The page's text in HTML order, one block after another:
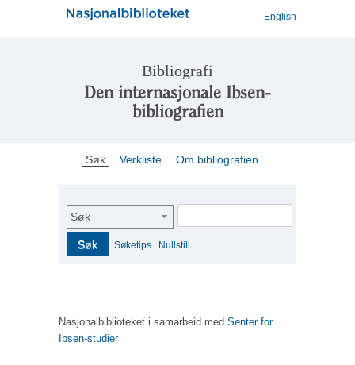
English
Bibliografi
Den internasjonale Ibsen-
bibliografien
Søk Verkliste Om bibliografien
Søk
Søk Søketips Nullstill
Nasjonalbiblioteket i samarbeid med Senter for
Ibsen-studier